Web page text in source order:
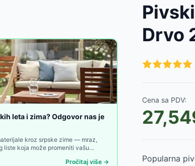
Staklom
Pločom, Crni
Fotelje, Crna-20700RSD
RSD
29999RSD
RSD
leta i zima? Odgovor nas je
kroz srpske zime — mraz,
liste koja može promeniti vašu
Pročitaj više →
Drvo
Cena sa PDV:
Popularna